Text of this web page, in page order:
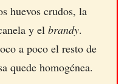
huevos crudos, la
y el brandy.
a poco el resto de
quede homogénea.